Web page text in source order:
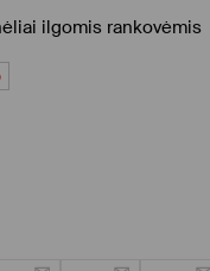
ilgomis rankovėmis